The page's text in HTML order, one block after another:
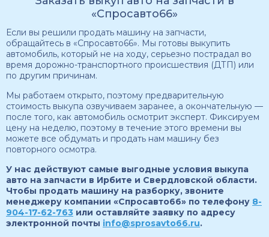
«Спросавто66»
Если вы решили продать машину на запчасти,
обращайтесь в «Спросавто66». Мы готовы выкупить
автомобиль, который не на ходу, серьезно пострадал во
время дорожно-транспортного происшествия (ДТП) или
по другим причинам.
Мы работаем открыто, поэтому предварительную
стоимость выкупа озвучиваем заранее, а окончательную —
после того, как автомобиль осмотрит эксперт. Фиксируем
цену на неделю, поэтому в течение этого времени вы
можете все обдумать и продать нам машину без
повторного осмотра.
У нас действуют самые выгодные условия выкупа
авто на запчасти в Ирбите и Свердловской области.
Чтобы продать машину на разборку, звоните
менеджеру компании «Спросавто66» по телефону 8-
904-17-62-763 или оставляйте заявку по адресу
электронной почты info@sprosavto66.ru.